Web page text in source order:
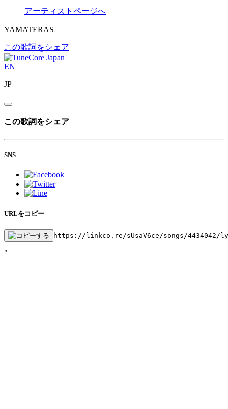
アーティストページへ
YAMATERAS
この歌詞をシェア
EN
JP
この歌詞をシェア
SNS
URLをコピー
https://linkco.re/sUsaV6ce/songs/4434042/
"